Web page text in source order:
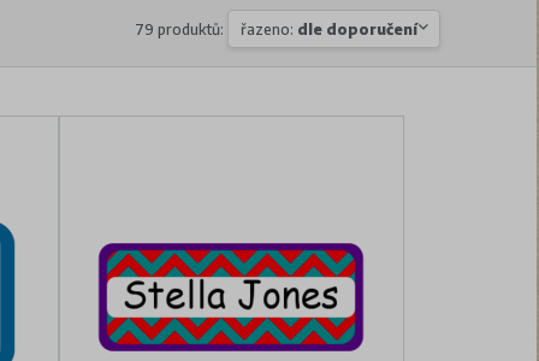
79 produktů: řazeno: dle doporučení